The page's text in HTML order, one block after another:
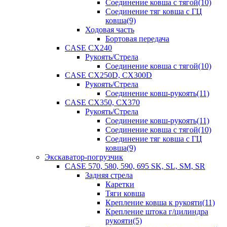
Соединение ковша с тягой(10)
Соединение тяг ковша с ГЦ
ковша(9)
Ходовая часть
Бортовая передача
CASE CX240
Рукоять/Стрела
Соединение ковша с тягой(10)
CASE CX250D, CX300D
Рукоять/Стрела
Соединение ковш-рукоять(11)
CASE CX350, CX370
Рукоять/Стрела
Соединение ковш-рукоять(11)
Соединение ковша с тягой(10)
Соединение тяг ковша с ГЦ
ковша(9)
Экскаватор-погрузчик
CASE 570, 580, 590, 695 SK, SL, SM, SR
Задняя стрела
Каретки
Тяги ковша
Крепление ковша к рукояти(11)
Крепление штока г/цилиндра
рукояти(5)